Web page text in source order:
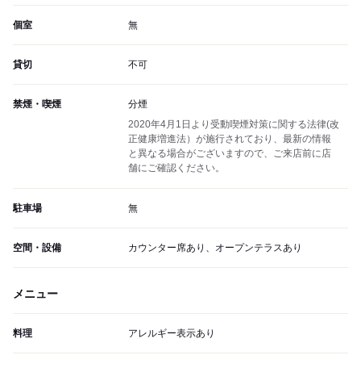
個室 無
貸切 不可
禁煙・喫煙
分煙
2020年4月1日より受動喫煙対策に関する法律(改
正健康増進法）が施行されており、最新の情報
と異なる場合がございますので、ご来店前に店
舗にご確認ください。
駐車場 無
空間・設備 カウンター席あり、オープンテラスあり
メニュー
料理 アレルギー表示あり